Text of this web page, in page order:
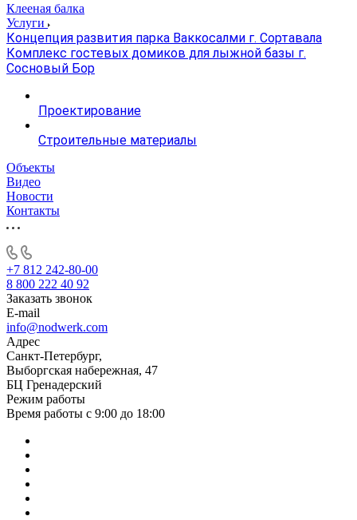
Клееная балка
Услуги
Концепция развития парка Ваккосалми г. Сортавала
Комплекс гостевых домиков для лыжной базы г.
Сосновый Бор
Проектирование
Строительные материалы
Объекты
Видео
Новости
Контакты
+7 812 242-80-00
8 800 222 40 92
Заказать звонок
E-mail
info@nodwerk.com
Адрес
Санкт-Петербург,
Выборгская набережная, 47
БЦ Гренадерский
Режим работы
Время работы с 9:00 до 18:00